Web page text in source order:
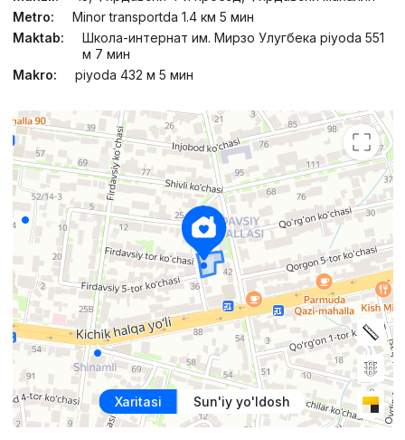
Metro:
Minor transportda 1.4 км 5 мин
Maktab:
Школа-интернат им. Мирзо Улугбека piyoda 551
м 7 мин
Makro:
piyoda 432 м 5 мин
Xaritasi Sun'iy yo'ldosh